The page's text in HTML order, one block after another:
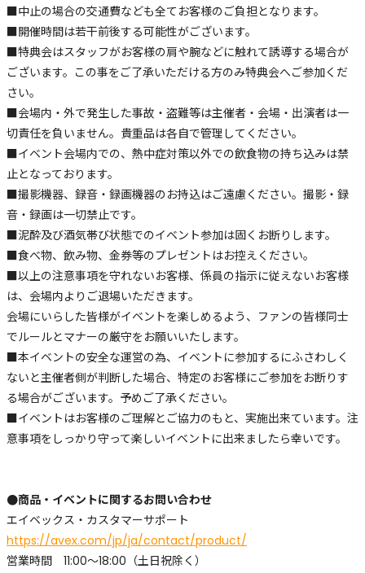
■中止の場合の交通費なども全てお客様のご負担となります。
■開催時間は若干前後する可能性がございます。
■特典会はスタッフがお客様の肩や腕などに触れて誘導する場合が
ございます。この事をご了承いただける方のみ特典会へご参加くだ
さい。
■会場内・外で発生した事故・盗難等は主催者・会場・出演者は一
切責任を負いません。貴重品は各自で管理してください。
■イベント会場内での、熱中症対策以外での飲食物の持ち込みは禁
止となっております。
■撮影機器、録音・録画機器のお持込はご遠慮ください。撮影・録
音・録画は一切禁止です。
■泥酔及び酒気帯び状態でのイベント参加は固くお断りします。
■食べ物、飲み物、金券等のプレゼントはお控えください。
■以上の注意事項を守れないお客様、係員の指示に従えないお客様
は、会場内よりご退場いただきます。
会場にいらした皆様がイベントを楽しめるよう、ファンの皆様同士
でルールとマナーの厳守をお願いいたします。
■本イベントの安全な運営の為、イベントに参加するにふさわしく
ないと主催者側が判断した場合、特定のお客様にご参加をお断りす
る場合がございます。予めご了承ください。
■イベントはお客様のご理解とご協力のもと、実施出来ています。注
意事項をしっかり守って楽しいイベントに出来ましたら幸いです。
●商品・イベントに関するお問い合わせ
エイベックス・カスタマーサポート
https://avex.com/jp/ja/contact/product/
営業時間 11:00～18:00（土日祝除く）